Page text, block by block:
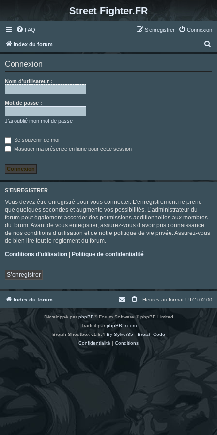
Street Fighter.FR
FAQ Connexion
S’enregistrer
Index du forum
e
Connexion
Nom d’utilisateur :
Mot de passe :
J’ai oublié mon mot de passe
Se souvenir de moi
Masquer ma présence en ligne pour cette session
S’ENREGISTRER
Vous devez être enregistré pour vous connecter. L’enregistrement ne prend
que quelques secondes et augmente vos possibilités. L’administrateur du
forum peut également accorder des permissions additionnelles aux membres
du forum. Avant de vous enregistrer, assurez-vous d’avoir pris connaissance
de nos conditions d’utilisation et de notre politique de vie privée. Assurez-vous
de bien lire tout le règlement du forum.
Conditions d’utilisation | Politique de confidentialité
S’enregistrer
Index du forum Heures au format UTC+02:00
Développé parphpBB® Forum Software © phpBB Limited
Traduit parphpBB-fr.com
Breizh Shoutbox v1.8.4 By Sylver35 - Breizh Code
Confidentialité | Conditions